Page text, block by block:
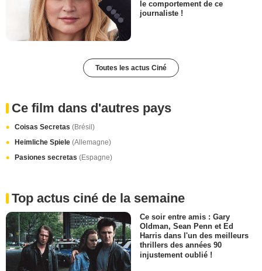
le comportement de ce
journaliste !
Toutes les actus Ciné
Ce film dans d'autres pays
Coisas Secretas (Brésil)
Heimliche Spiele (Allemagne)
Pasiones secretas (Espagne)
Top actus ciné de la semaine
Ce soir entre amis : Gary
Oldman, Sean Penn et Ed
Harris dans l'un des meilleurs
thrillers des années 90
injustement oublié !